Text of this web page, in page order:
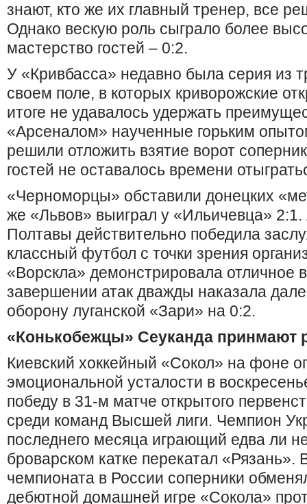
знают, кто же их главный тренер, все
Однако вескую роль сыграло более
мастерство гостей – 0:2.
У «Кривбасса» недавно была серия из
своем поле, в которых криворожские
итоге не удавалось удержать
«Арсеналом» наученные горьким
решили отложить взятие ворот
гостей не оставалось времени
«Черноморцы» обставили донецких
же «Львов» выиграл у «Ильичевца» 2:1.
Полтавы действительно победила
классный футбол с точки зрения
«Ворскла» демонстрировала отличное
завершении атак дважды наказала
оборону луганской «Зари» на 0:2.
«Конькобежцы» Сеуканда принмают
Киевский хоккейный «Сокол» на фоне
эмоциональной усталости в
победу в 31-м матче открытого
среди команд Высшей лиги. Чемпион
последнего месяца играющий едва ли
броварском катке перекатал «Рязань».
чемпионата в России соперники
дебютной домашней игре «Сокола»